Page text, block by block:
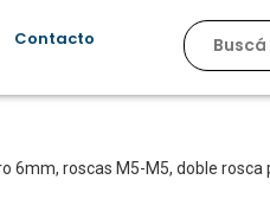
Contacto
6mm, roscas M5-M5, doble rosca